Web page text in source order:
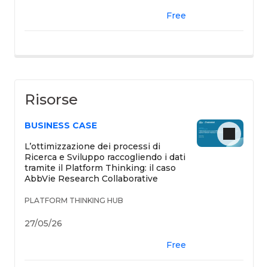
Free
Risorse
PLATFORM THINKING HUB
BUSINESS CASE
L’ottimizzazione dei processi di
Ricerca e Sviluppo raccogliendo i dati
tramite il Platform Thinking: il caso
AbbVie Research Collaborative
27/05/26
Free